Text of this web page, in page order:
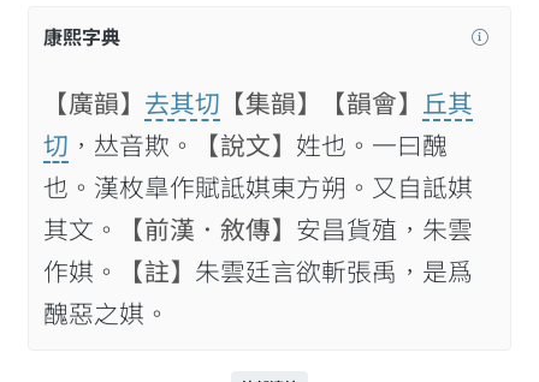
康熙字典
【廣韻】 去其切 【集韻】 【韻會】 丘其
切 ，𠀤音欺。 【說文】 姓也。一曰醜
也。漢枚臯作賦詆娸東方朔。又自詆娸
其文。
【前漢．敘傳】 安昌貨殖，朱雲
作娸。
【註】 朱雲廷言欲斬張禹，是爲
醜惡之娸。